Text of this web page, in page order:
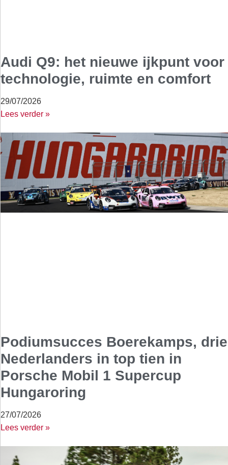
Audi Q9: het nieuwe ijkpunt voor
technologie, ruimte en comfort
29/07/2026
Lees verder »
Podiumsucces Boerekamps, drie
Nederlanders in top tien in
Porsche Mobil 1 Supercup
Hungaroring
27/07/2026
Lees verder »